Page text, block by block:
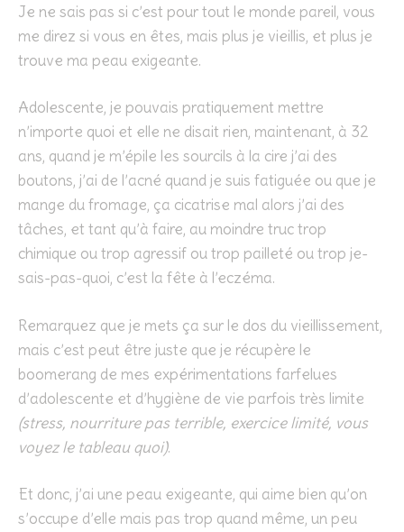
Je ne sais pas si c’est pour tout le monde pareil, vous
me direz si vous en êtes, mais plus je vieillis, et plus je
trouve ma peau exigeante.
Adolescente, je pouvais pratiquement mettre
n’importe quoi et elle ne disait rien, maintenant, à 32
ans, quand je m’épile les sourcils à la cire j’ai des
boutons, j’ai de l’acné quand je suis fatiguée ou que je
mange du fromage, ça cicatrise mal alors j’ai des
tâches, et tant qu’à faire, au moindre truc trop
chimique ou trop agressif ou trop pailleté ou trop je-
sais-pas-quoi, c’est la fête à l’eczéma.
Remarquez que je mets ça sur le dos du vieillissement,
mais c’est peut être juste que je récupère le
boomerang de mes expérimentations farfelues
d’adolescente et d’hygiène de vie parfois très limite
(stress, nourriture pas terrible, exercice limité, vous
voyez le tableau quoi).
Et donc, j’ai une peau exigeante, qui aime bien qu’on
s’occupe d’elle mais pas trop quand même, un peu